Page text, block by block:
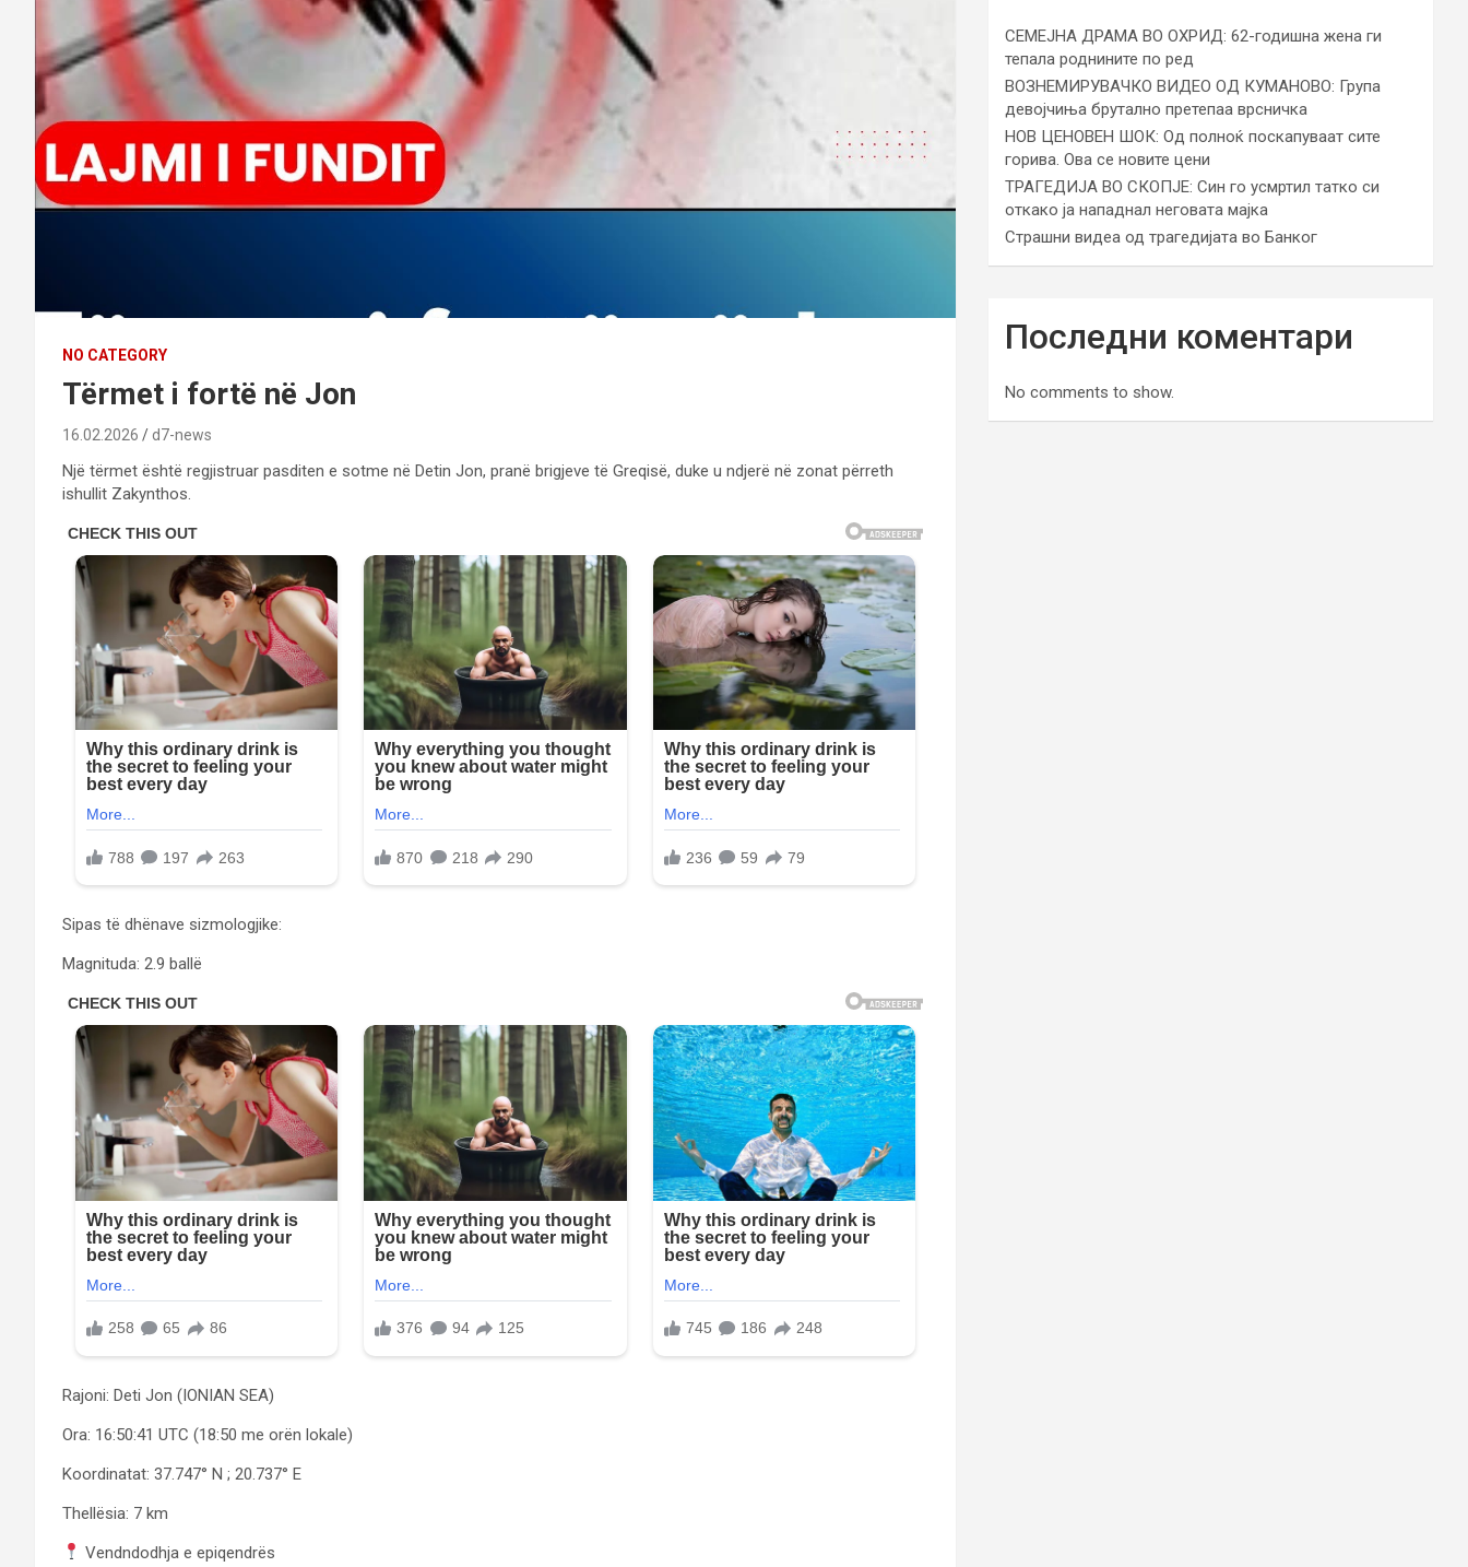
NO CATEGORY
Tërmet i fortë në Jon
16.02.2026 d7-news
Një tërmet është regjistruar pasditen e sotme në Detin Jon, pranë brigjeve të Greqisë, duke u ndjerë në zonat përreth
ishullit Zakynthos.
Sipas të dhënave sizmologjike:
Magnituda: 2.9 ballë
Rajoni: Deti Jon (IONIAN SEA)
Ora: 16:50:41 UTC (18:50 me orën lokale)
Koordinatat: 37.747° N ; 20.737° E
Thellësia: 7 km
Vendndodhja e epiqendrës
СЕМЕЈНА ДРАМА ВО ОХРИД: 62-годишна жена ги
тепала роднините по ред
ВОЗНЕМИРУВАЧКО ВИДЕО ОД КУМАНОВО: Група
девојчиња брутално претепаа врсничка
НОВ ЦЕНОВЕН ШОК: Од полноќ поскапуваат сите
горива. Ова се новите цени
ТРАГЕДИЈА ВО СКОПЈЕ: Син го усмртил татко си
откако ја нападнал неговата мајка
Страшни видеа од трагедијата во Банког
Последни коментари
No comments to show.